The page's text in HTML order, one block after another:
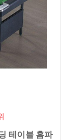
테이블 홈파